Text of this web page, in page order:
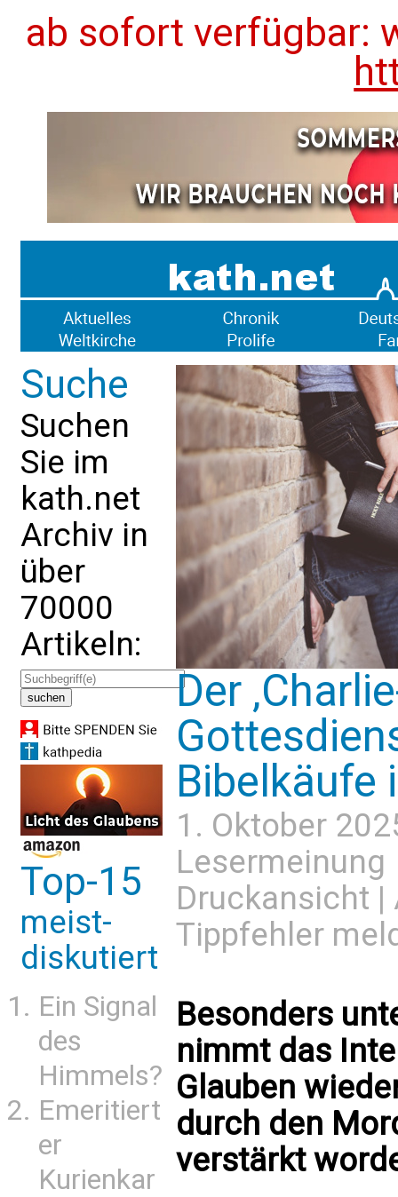
ab sofort verfügbar:
Suche
Suchen
Sie im
kath.net
Archiv in
über
70000
Artikeln:
Top-15
meist-
diskutiert
Ein Signal
des
Himmels?
Emeritiert
er
Kurienkar
Der
Bibelkäufe
1. Oktober
Lesermeinung
Druckansicht |
Tippfehler
Besonders
nimmt das
Glauben
durch den
verstärkt